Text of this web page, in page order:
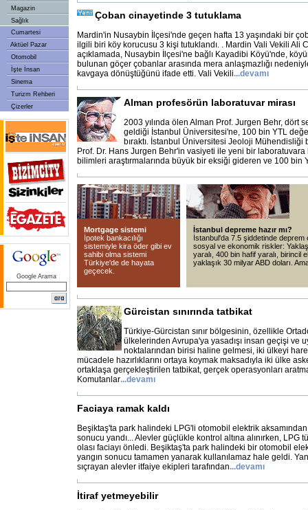
Magazin
Sağlık
Cumartesi
Aktüel Pazar
Otomobil
İşte İnsan
Sinema
Turizm Rehberi
Çizerler
Google Arama
Çoban cinayetinde 3 tutuklama
Mardin'in Nusaybin İlçesi'nde geçen hafta 13 yaşındaki bir
ilgili biri köy korucusu 3 kişi tutuklandı. . Mardin Vali Vekili Ali
açıklamada, Nusaybin İlçesi'ne bağlı Kayadibi Köyü'nde,
bulunan göçer çobanlar arasında mera anlaşmazlığı
kavgaya dönüştüğünü ifade etti. Vali Vekili...devamı
Alman profesörün laboratuvar mirası
2003 yılında ölen Alman Prof. Jurgen Behr, dört
geldiği İstanbul Üniversitesi'ne, 100 bin YTL
bıraktı. İstanbul Üniversitesi Jeoloji Mühendisliği
Prof. Dr. Hans Jurgen Behr'in vasiyeti ile yeni bir
bilimleri araştırmalarında büyük bir eksiği gideren ve 100 bin
Mortgage sistemi
İpotek bankacılığı
sistemiyle kira öder gibi ev
sahibi olma sistemi
Türkiye'de de hayata
geçecek.
İstanbul depreme hazır mı?
İstanbul'da 7.5 şiddetinde deprem
sosyal ve ekonomik riskler:
yaralı, 400 bin hafif yaralı, birincil
yaklaşık 30 milyar ABD doları.
Gürcistan sınırında tatbikat
Türkiye-Gürcistan sınır bölgesinin, özellikle
ülkelerinden Avrupa'ya yasadışı insan geçişi ve
noktalarından birisi haline gelmesi, iki ülkeyi
mücadele hazırlıklarını ortaya koymak maksadıyla iki ülke
ortaklaşa gerçekleştirilen tatbikat, gerçek operasyonları
Komutanlar...devamı
Faciaya ramak kaldı
Beşiktaş'ta park halindeki LPG'li otomobil elektrik
sonucu yandı... Alevler güçlükle kontrol altına alınırken, LPG
olası faciayı önledi. Beşiktaş'ta park halindeki bir otomobil
yangın sonucu tamamen yanarak kullanılamaz hale geldi.
sıçrayan alevler itfaiye ekipleri tarafından...devamı
İtiraf yetmeyebilir